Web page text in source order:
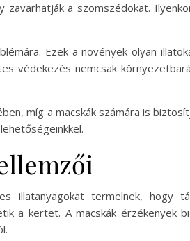
a szomszédokat.
Ezek a növények olyan
védekezés nemcsak
míg a macskák számára is
illatanyagokat termelnek, hogy
a kertet. A macskák érzékenyek